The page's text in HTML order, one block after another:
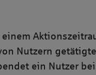
einem
Nutzern
ein Nutzer